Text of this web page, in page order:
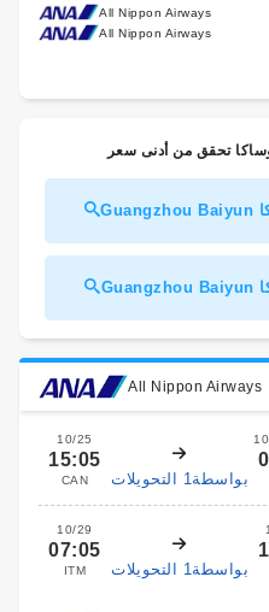
All Nippon Airways
All Nippon Airways
تحقق من أدنى سعر
All Nippon Airways
10/25
15:05
CAN بواسطة1 التحويلات
10/29
07:05
ITM بواسطة1 التحويلات